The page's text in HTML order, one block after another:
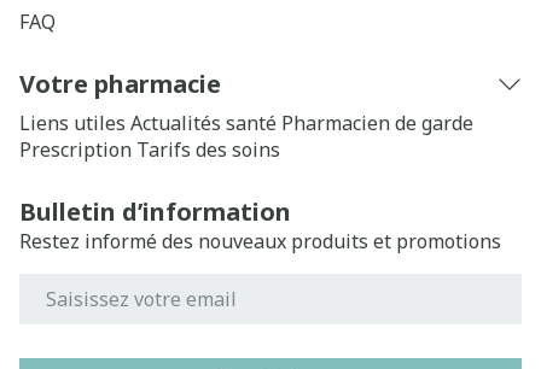
FAQ
Votre pharmacie
Liens utiles Actualités santé Pharmacien de garde
Prescription Tarifs des soins
Bulletin d’information
Restez informé des nouveaux produits et promotions